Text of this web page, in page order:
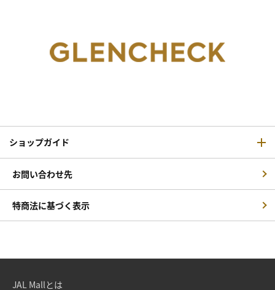
ショップガイド
お問い合わせ先
特商法に基づく表示
JAL Mallとは